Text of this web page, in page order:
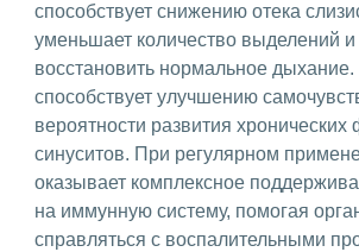
способствует снижению отека
уменьшает количество выделений и
восстановить нормальное
способствует улучшению
вероятности развития хронических
синуситов. При регулярном
оказывает комплексное
на иммунную систему, помогая
справляться с воспалительными